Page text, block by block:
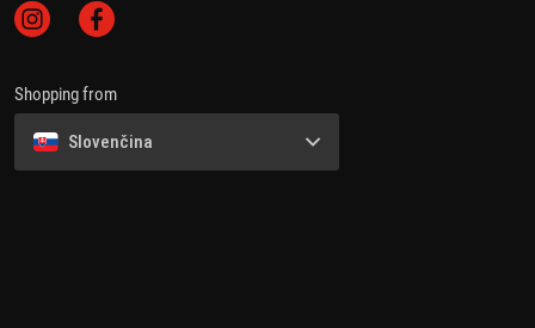
Shopping from
Slovenčina